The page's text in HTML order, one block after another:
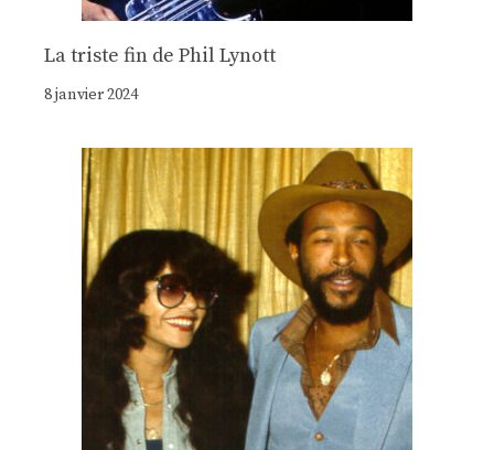
La triste fin de Phil Lynott
8 janvier 2024